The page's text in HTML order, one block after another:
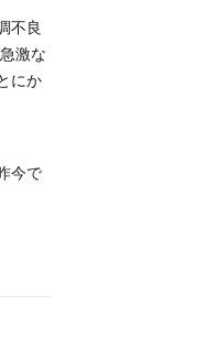
不良
激な
にか
今で